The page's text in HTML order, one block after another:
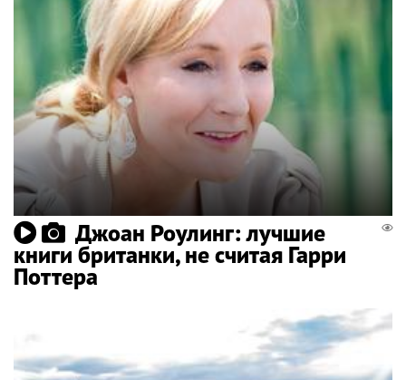
Джоан Роулинг: лучшие
книги британки, не считая Гарри
Поттера